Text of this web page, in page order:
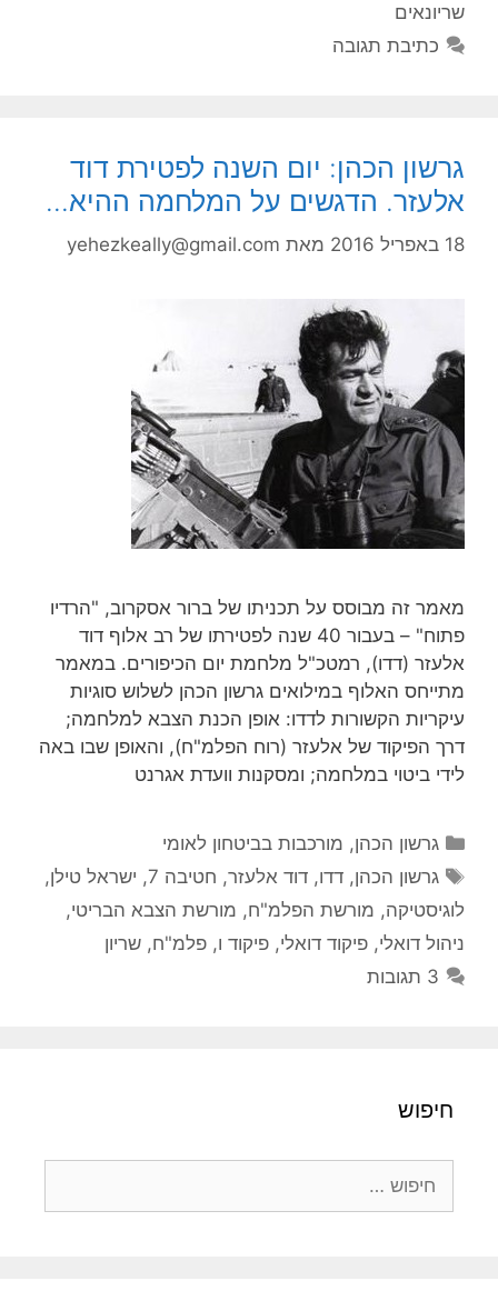
שריונאים
כתיבת תגובה
גרשון הכהן: יום השנה לפטירת דוד
אלעזר. הדגשים על המלחמה ההיא…
18 באפריל 2016 מאת yehezkeally@gmail.com
מאמר זה מבוסס על תכניתו של ברור אסקרוב, "הרדיו
פתוח" – בעבור 40 שנה לפטירתו של רב אלוף דוד
אלעזר (דדו), רמטכ"ל מלחמת יום הכיפורים. במאמר
מתייחס האלוף במילואים גרשון הכהן לשלוש סוגיות
עיקריות הקשורות לדדו: אופן הכנת הצבא למלחמה;
דרך הפיקוד של אלעזר (רוח הפלמ"ח), והאופן שבו באה
לידי ביטוי במלחמה; ומסקנות וועדת אגרנט
קטגוריות
גרשון הכהן, מורכבות בביטחון לאומי
תגיות
גרשון הכהן,דדו,דוד אלעזר, חטיבה 7 , ישראל טילן,
לוגיסטיקה, מורשת הפלמ"ח, מורשת הצבא הבריטי,
ניהול דואלי, פיקוד דואלי, פיקוד ו, פלמ"ח, שריון
3 תגובות
חיפוש